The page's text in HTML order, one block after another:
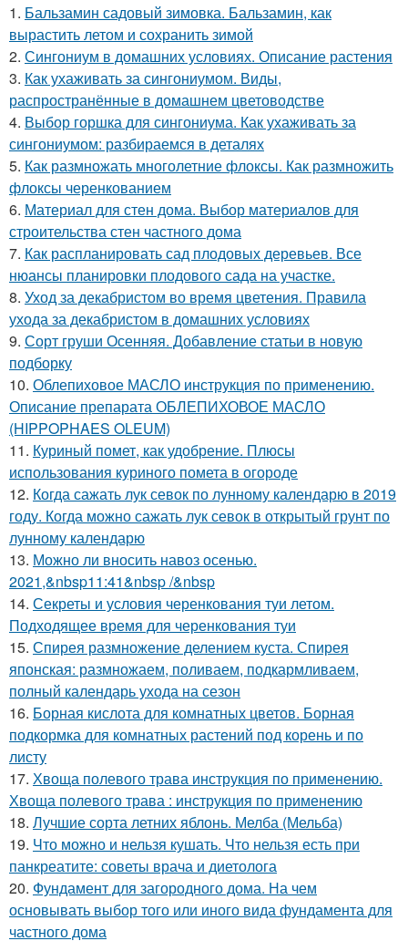
1. Бальзамин садовый зимовка. Бальзамин, как
вырастить летом и сохранить зимой
2. Сингониум в домашних условиях. Описание растения
3. Как ухаживать за сингониумом. Виды,
распространённые в домашнем цветоводстве
4. Выбор горшка для сингониума. Как ухаживать за
сингониумом: разбираемся в деталях
5. Как размножать многолетние флоксы. Как размножить
флоксы черенкованием
6. Материал для стен дома. Выбор материалов для
строительства стен частного дома
7. Как распланировать сад плодовых деревьев. Все
нюансы планировки плодового сада на участке.
8. Уход за декабристом во время цветения. Правила
ухода за декабристом в домашних условиях
9. Сорт груши Осенняя. Добавление статьи в новую
подборку
10. Облепиховое МАСЛО инструкция по применению.
Описание препарата ОБЛЕПИХОВОЕ МАСЛО
(HIPPOPHAES OLEUM)
11. Куриный помет, как удобрение. Плюсы
использования куриного помета в огороде
12. Когда сажать лук севок по лунному календарю в 2019
году. Когда можно сажать лук севок в открытый грунт по
лунному календарю
13. Можно ли вносить навоз осенью.
2021,&nbsp11:41&nbsp /&nbsp
14. Секреты и условия черенкования туи летом.
Подходящее время для черенкования туи
15. Спирея размножение делением куста. Спирея
японская: размножаем, поливаем, подкармливаем,
полный календарь ухода на сезон
16. Борная кислота для комнатных цветов. Борная
подкормка для комнатных растений под корень и по
листу
17. Хвоща полевого трава инструкция по применению.
Хвоща полевого трава : инструкция по применению
18. Лучшие сорта летних яблонь. Мелба (Мельба)
19. Что можно и нельзя кушать. Что нельзя есть при
панкреатите: советы врача и диетолога
20. Фундамент для загородного дома. На чем
основывать выбор того или иного вида фундамента для
частного дома